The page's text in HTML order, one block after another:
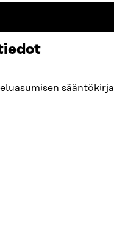
sääntökirja